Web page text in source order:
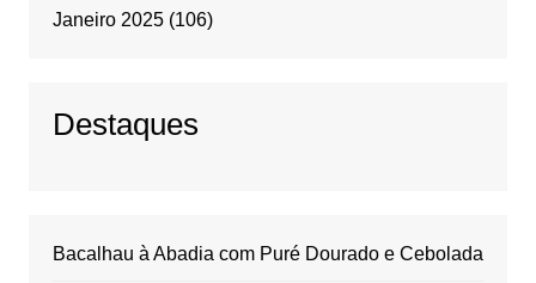
Janeiro 2025(106)
Destaques
Bacalhau à Abadia com Puré Dourado e Cebolada